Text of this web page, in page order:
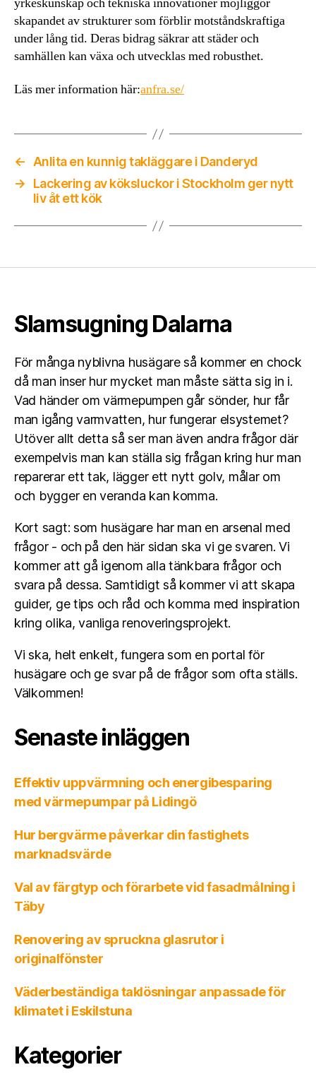
skapandet av strukturer som förblir motståndskraftiga
under lång tid. Deras bidrag säkrar att städer och
samhällen kan växa och utvecklas med robusthet.
Läs mer information här:anfra.se/
← Anlita en kunnig takläggare i Danderyd
→
Lackering av köksluckor i Stockholm ger nytt
liv åt ett kök
Slamsugning Dalarna
För många nyblivna husägare så kommer en chock
då man inser hur mycket man måste sätta sig in i.
Vad händer om värmepumpen går sönder, hur får
man igång varmvatten, hur fungerar elsystemet?
Utöver allt detta så ser man även andra frågor där
exempelvis man kan ställa sig frågan kring hur man
reparerar ett tak, lägger ett nytt golv, målar om
och bygger en veranda kan komma.
Kort sagt: som husägare har man en arsenal med
frågor - och på den här sidan ska vi ge svaren. Vi
kommer att gå igenom alla tänkbara frågor och
svara på dessa. Samtidigt så kommer vi att skapa
guider, ge tips och råd och komma med inspiration
kring olika, vanliga renoveringsprojekt.
Vi ska, helt enkelt, fungera som en portal för
husägare och ge svar på de frågor som ofta ställs.
Välkommen!
Senaste inläggen
Effektiv uppvärmning och energibesparing
med värmepumpar på Lidingö
Hur bergvärme påverkar din fastighets
marknadsvärde
Val av färgtyp och förarbete vid fasadmålning i
Täby
Renovering av spruckna glasrutor i
originalfönster
Väderbeständiga taklösningar anpassade för
klimatet i Eskilstuna
Kategorier